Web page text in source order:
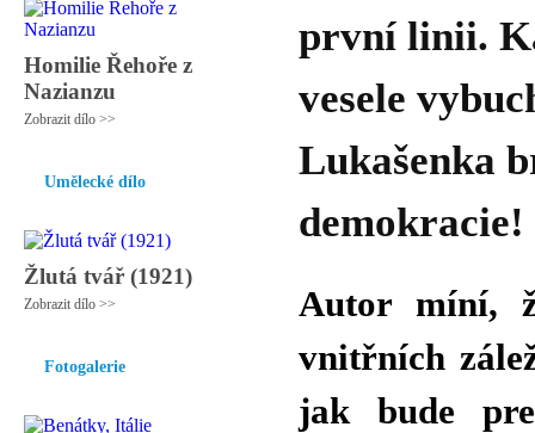
Homilie Řehoře z
Nazianzu
Zobrazit dílo >>
Umělecké dílo
Žlutá tvář (1921)
Zobrazit dílo >>
Fotogalerie
první linii.
vesele
Lukašenka
demokracie!
Autor míní,
vnitřních
jak bude